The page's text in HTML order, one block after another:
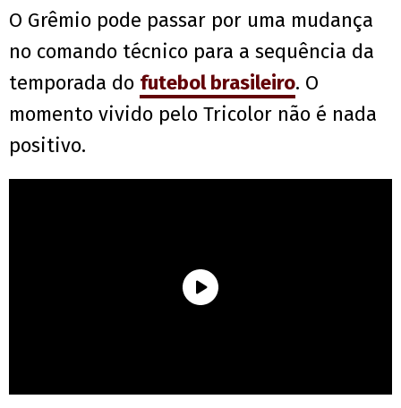
O Grêmio pode passar por uma mudança
no comando técnico para a sequência da
temporada do futebol brasileiro. O
momento vivido pelo Tricolor não é nada
positivo.